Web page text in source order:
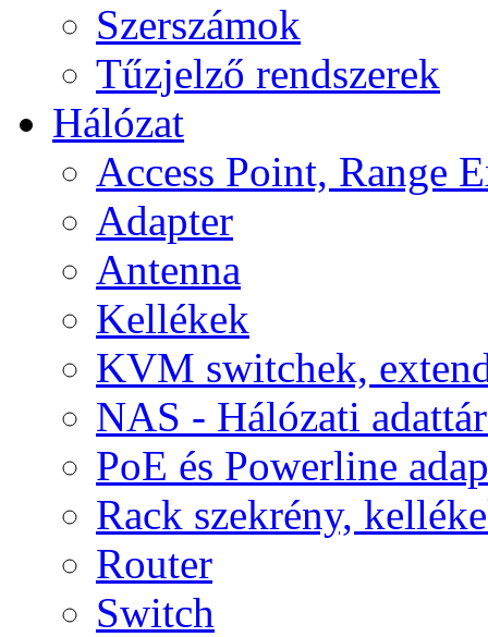
Szerszámok
Tűzjelző rendszerek
Hálózat
Access Point, Range
Adapter
Antenna
Kellékek
KVM switchek,
NAS - Hálózati
PoE és Powerline
Rack szekrény,
Router
Switch